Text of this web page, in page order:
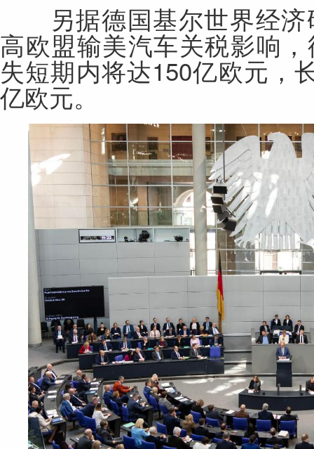
另据德国基尔世界经济
高欧盟输美汽车关税影响
失短期内将达150亿欧元，
亿欧元。